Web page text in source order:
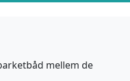
mellem de